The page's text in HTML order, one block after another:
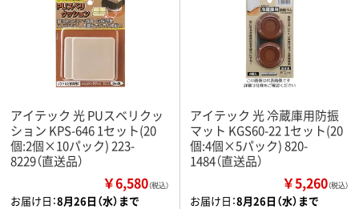
アイテック 光 PUスベリクッ
ション KPS-646 1セット(20
個:2個×10パック) 223-
8229（直送品）
￥6,580（税込）
お届け日：8月26日（水）まで
アイテック 光 冷蔵庫用防振
マット KGS60-22 1セット(20
個:4個×5パック) 820-
1484（直送品）
￥5,260（税込）
お届け日：8月26日（水）まで